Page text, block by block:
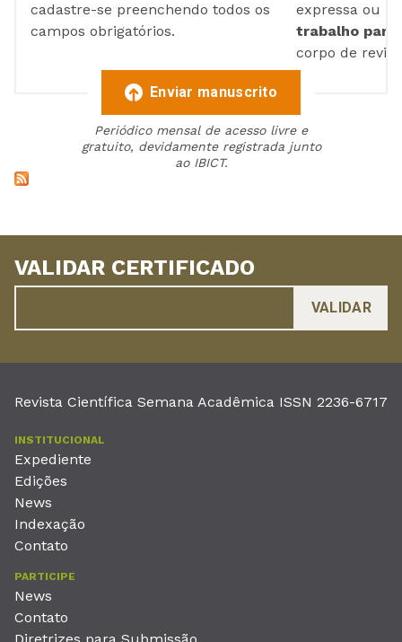
cadastre-se preenchendo todos os
campos obrigatórios.
expressa ou
trabalho para
corpo de
Enviar manuscrito
Periódico mensal de acesso livre e
gratuito, devidamente registrada junto
ao IBICT.
VALIDAR CERTIFICADO
Revista Científica Semana Acadêmica ISSN 2236-6717
INSTITUCIONAL
Expediente
Edições
News
Indexação
Contato
PARTICIPE
News
Contato